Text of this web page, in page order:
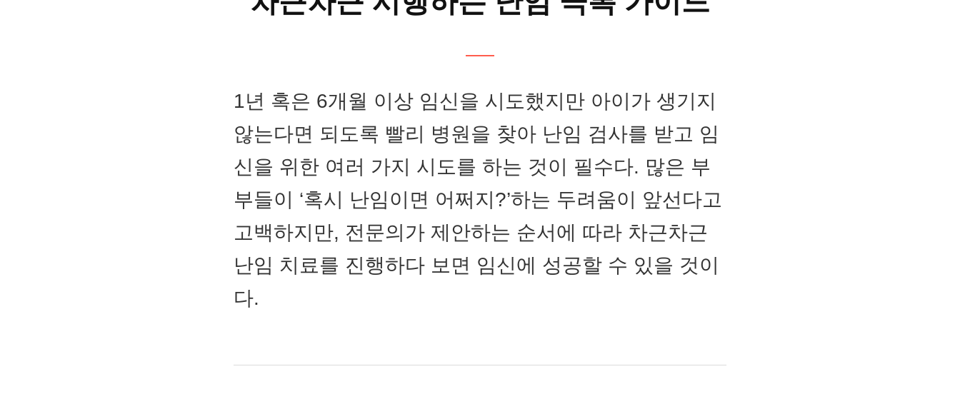
1년 혹은 6개월 이상 임신을 시도했지만 아이가 생기지
않는다면 되도록 빨리 병원을 찾아 난임 검사를 받고 임
신을 위한 여러 가지 시도를 하는 것이 필수다. 많은 부
부들이 ‘혹시 난임이면 어쩌지?’하는 두려움이 앞선다고
고백하지만, 전문의가 제안하는 순서에 따라 차근차근
난임 치료를 진행하다 보면 임신에 성공할 수 있을 것이
다.